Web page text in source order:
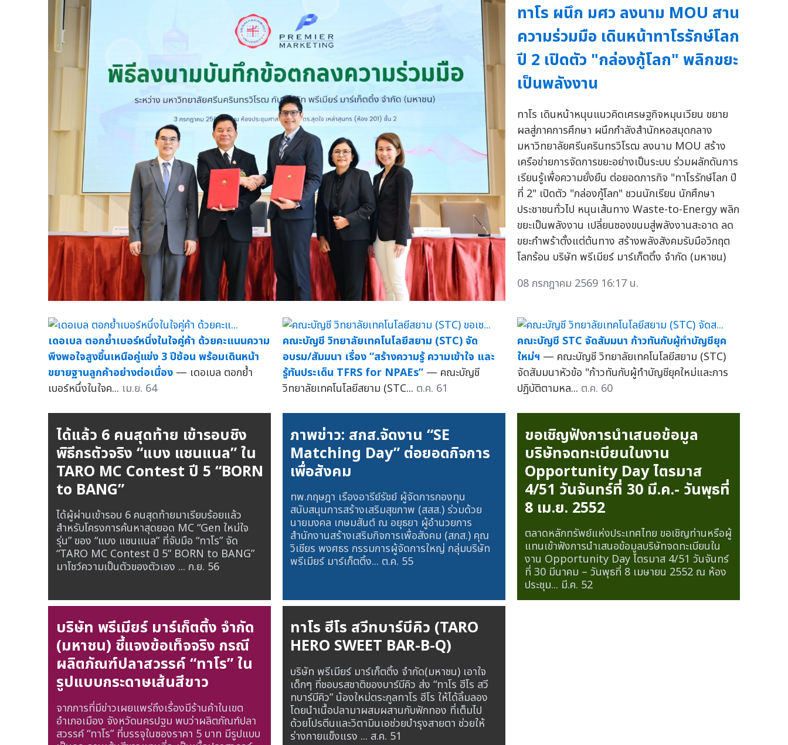
ทาโร ผนึก มศว ลงนาม MOU สาน
ความร่วมมือ เดินหน้าทาโรรักษ์โลก
ปี 2 เปิดตัว "กล่องกู้โลก" พลิกขยะ
เป็นพลังงาน
ทาโร เดินหน้าหนุนแนวคิดเศรษฐกิจหมุนเวียน ขยาย
ผลสู่ภาคการศึกษา ผนึกกำลังสำนักหอสมุดกลาง
มหาวิทยาลัยศรีนครินทรวิโรฒ ลงนาม MOU สร้าง
เครือข่ายการจัดการขยะอย่างเป็นระบบ ร่วมผลักดันการ
เรียนรู้เพื่อความยั่งยืน ต่อยอดภารกิจ "ทาโรรักษ์โลก ปี
ที่ 2" เปิดตัว "กล่องกู้โลก" ชวนนักเรียน นักศึกษา
ประชาชนทั่วไป หนุนเส้นทาง Waste-to-Energy พลิก
ขยะเป็นพลังงาน เปลี่ยนซองขนมสู่พลังงานสะอาด ลด
ขยะกำพร้าตั้งแต่ต้นทาง สร้างพลังสังคมรับมือวิกฤต
โลกร้อน บริษัท พรีเมียร์ มาร์เก็ตติ้ง จำกัด (มหาชน)
08 กรกฎาคม 2569 16:17 น.
เดอเบล ตอกย้ำเบอร์หนึ่งในใจคู่ค้า ด้วยคะแนนความ
พึงพอใจสูงขึ้นเหนือคู่แข่ง 3 ปีซ้อน พร้อมเดินหน้า
ขยายฐานลูกค้าอย่างต่อเนื่อง — เดอเบล ตอกย้ำ
เบอร์หนึ่งในใจค... เม.ย. 64
คณะบัญชี วิทยาลัยเทคโนโลยีสยาม (STC) จัด
อบรม/สัมมนา เรื่อง “สร้างความรู้ ความเข้าใจ และ
รู้ทันประเด็น TFRS for NPAEs” — คณะบัญชี
วิทยาลัยเทคโนโลยีสยาม (STC... ต.ค. 61
คณะบัญชี STC จัดสัมมนา ก้าวทันกับผู้ทำบัญชียุค
ใหม่ฯ — คณะบัญชี วิทยาลัยเทคโนโลยีสยาม (STC)
จัดสัมมนาหัวข้อ "ก้าวทันกับผู้ทำบัญชียุคใหม่และการ
ปฏิบัติตามหล... ต.ค. 60
ได้แล้ว 6 คนสุดท้าย เข้ารอบชิง
พิธีกรตัวจริง “แบง แชนแนล” ใน
TARO MC Contest ปี 5 “BORN
to BANG”
ได้ผู้ผ่านเข้ารอบ 6 คนสุดท้ายมาเรียบร้อยแล้ว
สำหรับโครงการค้นหาสุดยอด MC “Gen ใหม่ใจ
รุ่น” ของ “แบง แชนแนล” ที่จับมือ “ทาโร” จัด
“TARO MC Contest ปี 5” BORN to BANG”
มาโชว์ความเป็นตัวของตัวเอง ... ก.ย. 56
ภาพข่าว: สกส.จัดงาน “SE
Matching Day” ต่อยอดกิจการ
เพื่อสังคม
ทพ.กฤษฎา เรืองอารีย์รัชย์ ผู้จัดการกองทุน
สนับสนุนการสร้างเสริมสุขภาพ (สสส.) ร่วมด้วย
นายมงคล เกษมสันต์ ณ อยุธยา ผู้อำนวยการ
สำนักงานสร้างเสริมกิจการเพื่อสังคม (สกส.) คุณ
วิเชียร พงศธร กรรมการผู้จัดการใหญ่ กลุ่มบริษัท
พรีเมียร์ มาร์เก็ตติ้ง... ต.ค. 55
ขอเชิญฟังการนำเสนอข้อมูล
บริษัทจดทะเบียนในงาน
Opportunity Day ไตรมาส
4/51 วันจันทร์ที่ 30 มี.ค.- วันพุธที่
8 เม.ย. 2552
ตลาดหลักทรัพย์แห่งประเทศไทย ขอเชิญท่านหรือผู้
แทนเข้าฟังการนำเสนอข้อมูลบริษัทจดทะเบียนใน
งาน Opportunity Day ไตรมาส 4/51 วันจันทร์
ที่ 30 มีนาคม – วันพุธที่ 8 เมษายน 2552 ณ ห้อง
ประชุม... มี.ค. 52
บริษัท พรีเมียร์ มาร์เก็ตติ้ง จำกัด
(มหาชน) ชี้แจงข้อเท็จจริง กรณี
ผลิตภัณฑ์ปลาสวรรค์ “ทาโร” ใน
รูปแบบกระดาษเส้นสีขาว
จากการที่มีข่าวเผยแพร่ถึงเรื่องมีร้านค้าในเขต
อำเภอเมือง จังหวัดนครปฐม พบว่าผลิตภัณฑ์ปลา
สวรรค์ “ทาโร” ที่บรรจุในซองราคา 5 บาท มีรูปแบบ
ทาโร ฮีโร สวีทบาร์บีคิว (TARO
HERO SWEET BAR-B-Q)
บริษัท พรีเมียร์ มาร์เก็ตติ้ง จำกัด(มหาชน) เอาใจ
เด็กๆ ที่ชอบรสชาติของบาร์บีคิว ส่ง “ทาโร ฮีโร สวี
ทบาร์บีคิว” น้องใหม่ตระกูลทาโร ฮีโร ให้ได้ลิ้มลอง
โดยนำเนื้อปลามาผสมผสานกับฟักทอง ที่เต็มไป
ด้วยโปรตีนและวิตามินเอช่วยบำรุงสายตา ช่วยให้
ร่างกายแข็งแรง ... ส.ค. 51